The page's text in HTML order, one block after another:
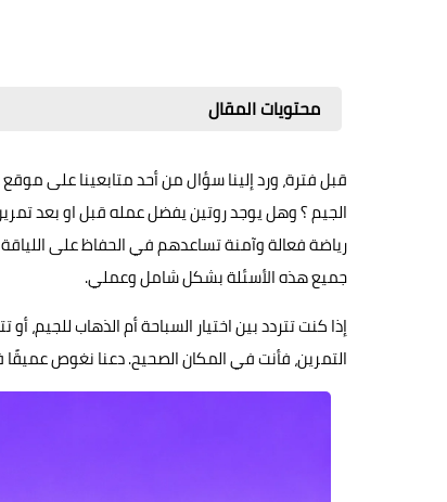
محتويات المقال
الجيم ؟ وهل يوجد روتين يفضل عمله قبل او بعد
رياضة فعالة وآمنة تساعدهم في الحفاظ على
جميع هذه الأسئلة بشكل شامل وعملي.
إذا كنت تتردد بين اختيار السباحة أم الذهاب
التمرين، فأنت في المكان الصحيح. دعنا نغوص